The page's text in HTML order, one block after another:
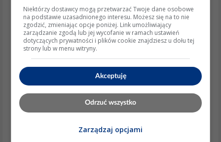
Czujnik temperatury paliwa
: Jest to element
układu paliwowego, który monitoruje temperaturę
paliwa i przesyła dane do sterownika silnika (ECU).
Nieprawidłowe działanie czujnika może prowadzić
do problemów z wydajnością silnika, takich jak
nierówna praca lub zwiększone zużycie paliwa.
: Klucz TX30 jest często używany
do odkręcania czujników w układach paliwowych.
Aspekty etyczne i prawne
Bezpieczeństwo: Praca z układem paliwowym
Niektórzy dostawcy mogą przetwarzać Twoje dane osobowe
na podstawie uzasadnionego interesu. Możesz się na to nie
zgodzić, zmieniając opcje poniżej. Link umożliwiający
zarządzanie zgodą lub jej wycofanie w ramach ustawień
dotyczących prywatności i plików cookie znajdziesz u dołu tej
strony lub w menu witryny.
Akceptuję
Odrzuć wszystko
Zarządzaj opcjami